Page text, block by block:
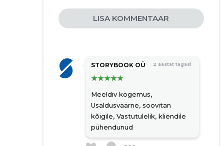
dekoratiivne maalimine
krohvitööd
välisfassaadi tööd
fassaadide soojustamine
tekstuurkrohv
dekoratiivne krohv
veekindel lubikrohv
vanaaegne krohvimine
LISA KOMMENTAAR
STORYBOOK OÜ 2 aastat tagasi
Meeldiv kogemus,
Usaldusväärne, soovitan
kõigile, Vastutulelik, kliendile
pühendunud